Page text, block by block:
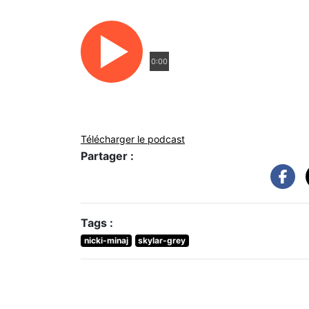
0:00
Télécharger le podcast
Partager :
Tags :
nicki-minaj skylar-grey